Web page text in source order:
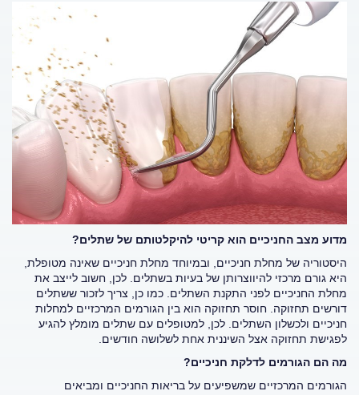
מדוע מצב החניכיים הוא קריטי להיקלטותם של שתלים?
היסטוריה של מחלת חניכיים, ובמיוחד מחלת חניכיים שאינה מטופלת,
היא גורם מרכזי להיווצרותן של בעיות בשתלים. לכן, חשוב לייצב את
מחלת החניכיים לפני התקנת השתלים. כמו כן, צריך לזכור ששתלים
דורשים תחזוקה. חוסר תחזוקה הוא בין הגורמים המרכזיים למחלות
חניכיים ולכשלון השתלים. לכן, למטופלים עם שתלים מומלץ להגיע
לפגישת תחזוקה אצל השיננית אחת לשלושה חודשים.
מה הם הגורמים לדלקת חניכיים?
הגורמים המרכזיים שמשפיעים על בריאות החניכיים ומביאים